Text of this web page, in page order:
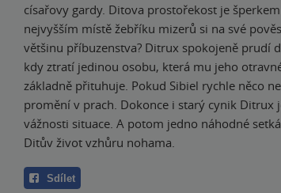
císařovy gardy. Ditova prostořekost je
nejvyšším místě žebříku mizerů si na své
většinu příbuzenstva? Ditrux spokojeně prudí
kdy ztratí jedinou osobu, která mu jeho
základně přituhuje. Pokud Sibiel rychle něco
promění v prach. Dokonce i starý cynik
vážnosti situace. A potom jedno náhodné
Ditův život vzhůru nohama.
Sdílet